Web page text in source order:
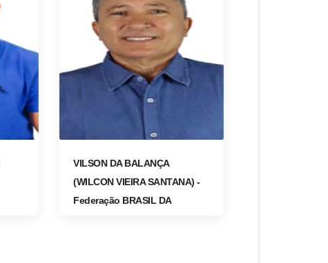
VILSON DA BALANÇA
(WILCON VIEIRA SANTANA) -
Federação BRASIL DA